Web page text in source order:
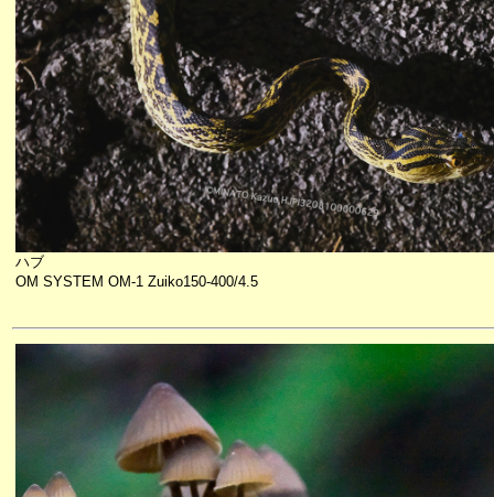
ハブ
OM SYSTEM OM-1 Zuiko150-400/4.5